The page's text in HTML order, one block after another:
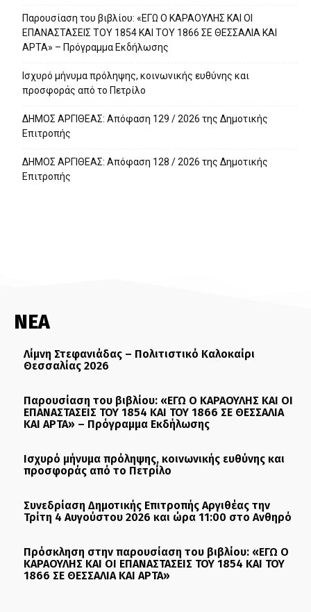
Παρουσίαση του βιβλίου: «ΕΓΩ Ο ΚΑΡΑΟΥΛΗΣ ΚΑΙ ΟΙ
ΕΠΑΝΑΣΤΑΣΕΙΣ ΤΟΥ 1854 ΚΑΙ ΤΟΥ 1866 ΣΕ ΘΕΣΣΑΛΙΑ ΚΑΙ
ΑΡΤΑ» – Πρόγραμμα Εκδήλωσης
Ισχυρό μήνυμα πρόληψης, κοινωνικής ευθύνης και
προσφοράς από το Πετρίλο
ΔΗΜΟΣ ΑΡΓΙΘΕΑΣ: Απόφαση 129 / 2026 της Δημοτικής
Επιτροπής
ΔΗΜΟΣ ΑΡΓΙΘΕΑΣ: Απόφαση 128 / 2026 της Δημοτικής
Επιτροπής
ΝΕΑ
Λίμνη Στεφανιάδας – Πολιτιστικό Καλοκαίρι
Θεσσαλίας 2026
Παρουσίαση του βιβλίου: «ΕΓΩ Ο ΚΑΡΑΟΥΛΗΣ ΚΑΙ ΟΙ
ΕΠΑΝΑΣΤΑΣΕΙΣ ΤΟΥ 1854 ΚΑΙ ΤΟΥ 1866 ΣΕ ΘΕΣΣΑΛΙΑ
ΚΑΙ ΑΡΤΑ» – Πρόγραμμα Εκδήλωσης
Ισχυρό μήνυμα πρόληψης, κοινωνικής ευθύνης και
προσφοράς από το Πετρίλο
Συνεδρίαση Δημοτικής Επιτροπής Αργιθέας την
Τρίτη 4 Αυγούστου 2026 και ώρα 11:00 στο Ανθηρό
Πρόσκληση στην παρουσίαση του βιβλίου: «ΕΓΩ Ο
ΚΑΡΑΟΥΛΗΣ ΚΑΙ ΟΙ ΕΠΑΝΑΣΤΑΣΕΙΣ ΤΟΥ 1854 ΚΑΙ ΤΟΥ
1866 ΣΕ ΘΕΣΣΑΛΙΑ ΚΑΙ ΑΡΤΑ»